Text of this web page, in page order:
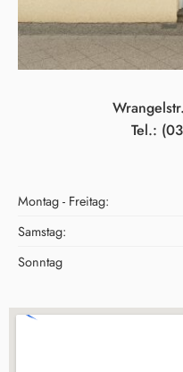
Tel.:
Montag - Freitag:
Samstag:
Sonntag